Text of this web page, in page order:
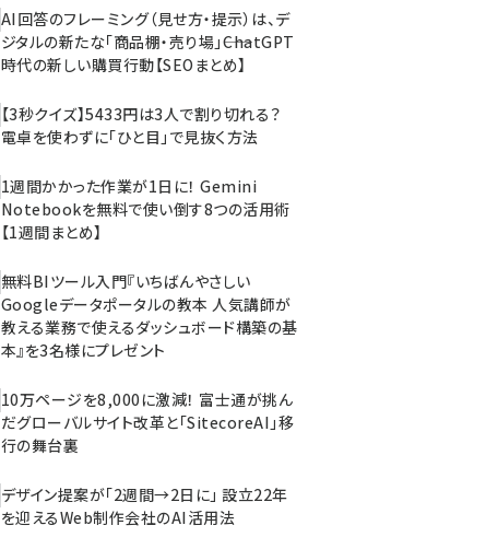
AI回答のフレーミング（見せ方・提示）は、デ
ジタルの新たな「商品棚・売り場」――ChatGPT
時代の新しい購買行動【SEOまとめ】
【3秒クイズ】5433円は3人で割り切れる？
電卓を使わずに「ひと目」で見抜く方法
1週間かかった作業が1日に！ Gemini
Notebookを無料で使い倒す8つの活用術
【1週間まとめ】
無料BIツール入門『いちばんやさしい
Googleデータポータルの教本 人気講師が
教える業務で使えるダッシュボード構築の基
本』を3名様にプレゼント
10万ページを8,000に激減！ 富士通が挑ん
だグローバルサイト改革と「SitecoreAI」移
行の舞台裏
デザイン提案が「2週間→2日に」 設立22年
を迎えるWeb制作会社のAI活用法